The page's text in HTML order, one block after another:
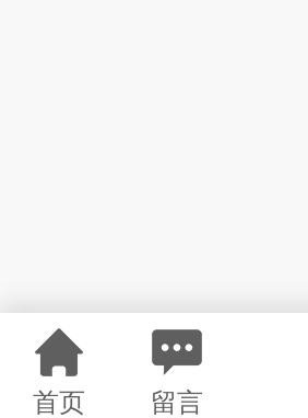
首页 留言